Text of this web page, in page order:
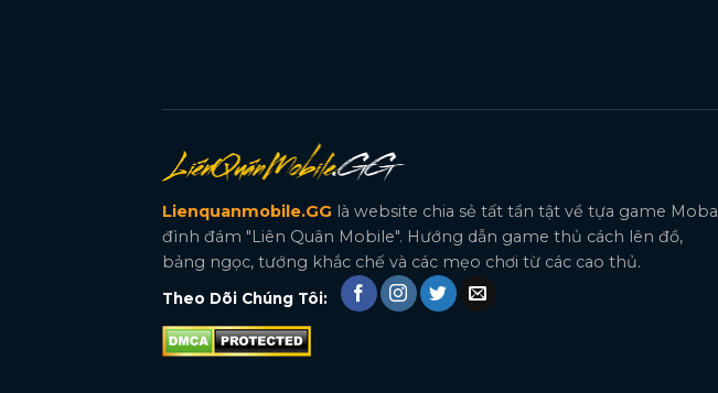
Lienquanmobile.GG là website chia sẻ tất tần tật về tựa game Moba
đình đám "Liên Quân Mobile". Hướng dẫn game thủ cách lên đồ,
bảng ngọc, tướng khắc chế và các mẹo chơi từ các cao thủ.
Theo Dõi Chúng Tôi: